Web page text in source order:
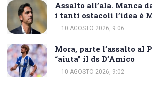
Assalto all’ala. Manca
i tanti ostacoli l’idea è
10 AGOSTO 2026, 9:06
Mora, parte l’assalto al
“aiuta” il ds D’Amico
10 AGOSTO 2026, 9:02